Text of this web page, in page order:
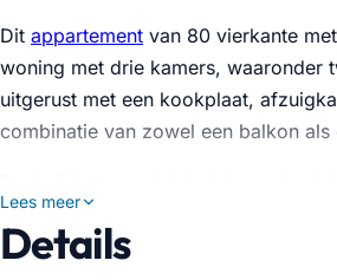
Dit appartement van 80 vierkante
woning met drie kamers, waaronder
uitgerust met een kookplaat,
combinatie van zowel een balkon
bovendien gelijkmatig verwarmd
Lees meer
Details